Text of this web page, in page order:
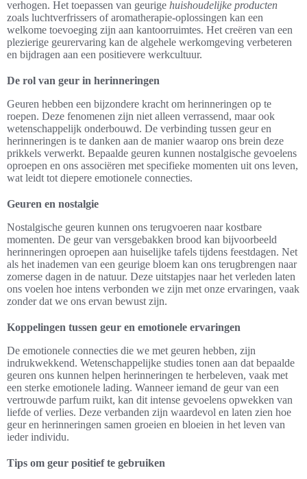
verhogen. Het toepassen van geurige huishoudelijke producten
zoals luchtverfrissers of aromatherapie-oplossingen kan een
welkome toevoeging zijn aan kantoorruimtes. Het creëren van een
plezierige geurervaring kan de algehele werkomgeving verbeteren
en bijdragen aan een positievere werkcultuur.
De rol van geur in herinneringen
Geuren hebben een bijzondere kracht om herinneringen op te
roepen. Deze fenomenen zijn niet alleen verrassend, maar ook
wetenschappelijk onderbouwd. De verbinding tussen geur en
herinneringen is te danken aan de manier waarop ons brein deze
prikkels verwerkt. Bepaalde geuren kunnen nostalgische gevoelens
oproepen en ons associëren met specifieke momenten uit ons leven,
wat leidt tot diepere emotionele connecties.
Geuren en nostalgie
Nostalgische geuren kunnen ons terugvoeren naar kostbare
momenten. De geur van versgebakken brood kan bijvoorbeeld
herinneringen oproepen aan huiselijke tafels tijdens feestdagen. Net
als het inademen van een geurige bloem kan ons terugbrengen naar
zomerse dagen in de natuur. Deze uitstapjes naar het verleden laten
ons voelen hoe intens verbonden we zijn met onze ervaringen, vaak
zonder dat we ons ervan bewust zijn.
Koppelingen tussen geur en emotionele ervaringen
De emotionele connecties die we met geuren hebben, zijn
indrukwekkend. Wetenschappelijke studies tonen aan dat bepaalde
geuren ons kunnen helpen herinneringen te herbeleven, vaak met
een sterke emotionele lading. Wanneer iemand de geur van een
vertrouwde parfum ruikt, kan dit intense gevoelens opwekken van
liefde of verlies. Deze verbanden zijn waardevol en laten zien hoe
geur en herinneringen samen groeien en bloeien in het leven van
ieder individu.
Tips om geur positief te gebruiken